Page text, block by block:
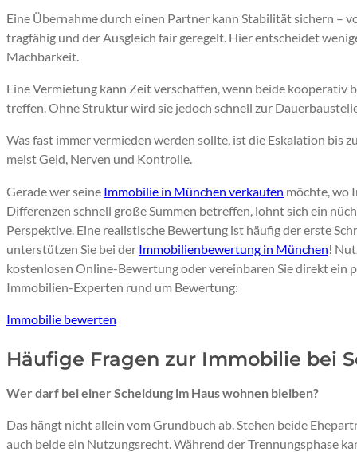
Eine Übernahme durch einen Partner kann Stabilität sichern –
tragfähig und der Ausgleich fair geregelt. Hier entscheidet
Machbarkeit.
Eine Vermietung kann Zeit verschaffen, wenn beide kooperativ
treffen. Ohne Struktur wird sie jedoch schnell zur
Was fast immer vermieden werden sollte, ist die Eskalation bis
meist Geld, Nerven und Kontrolle.
Gerade wer seine Immobilie in München verkaufen möchte, wo
Differenzen schnell große Summen betreffen, lohnt sich ein
Perspektive. Eine realistische Bewertung ist häufig der erste
unterstützen Sie bei der Immobilienbewertung in München!
kostenlosen Online-Bewertung oder vereinbaren Sie direkt ein
Immobilien-Experten rund um Bewertung:
Immobilie bewerten
Häufige Fragen zur Immobilie bei
Wer darf bei einer Scheidung im Haus wohnen bleiben?
Das hängt nicht allein vom Grundbuch ab. Stehen beide
auch beide ein Nutzungsrecht. Während der Trennungsphase